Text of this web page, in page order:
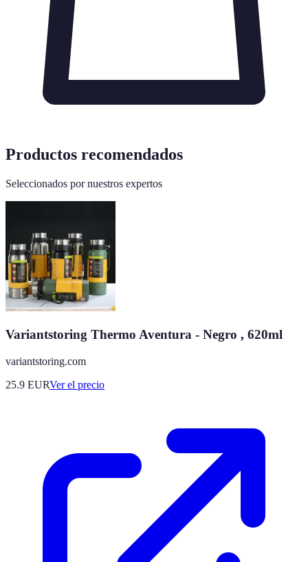
Productos recomendados
Seleccionados por nuestros expertos
Variantstoring Thermo Aventura - Negro , 620ml
variantstoring.com
25.9 EURVer el precio